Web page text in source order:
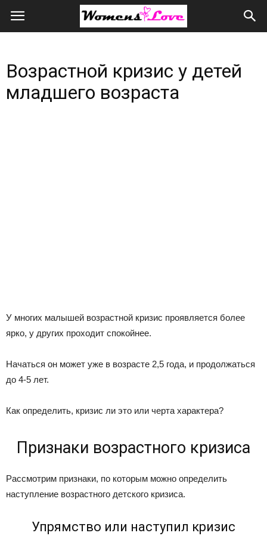
Женская
всем
сердцем
Возрастной кризис у детей
младшего возраста
У многих малышей возрастной кризис проявляется более
ярко, у других проходит спокойнее.
Начаться он может уже в возрасте 2,5 года, и продолжаться
до 4-5 лет.
Как определить, кризис ли это или черта характера?
Признаки возрастного кризиса
Рассмотрим признаки, по которым можно определить
наступление возрастного детского кризиса.
Упрямство или наступил кризис